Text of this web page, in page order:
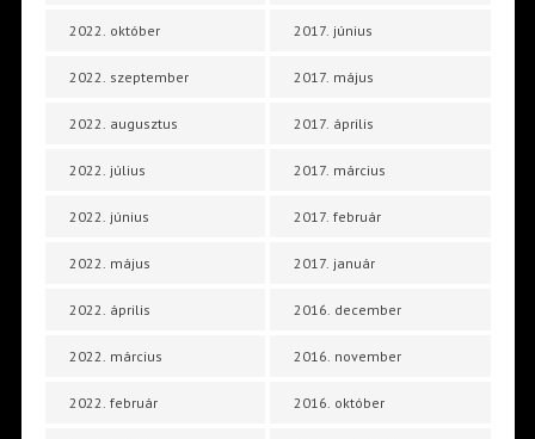
2022. október
2022. szeptember
2022. augusztus
2022. július
2022. június
2022. május
2022. április
2022. március
2022. február
2017. június
2017. május
2017. április
2017. március
2017. február
2017. január
2016. december
2016. november
2016. október